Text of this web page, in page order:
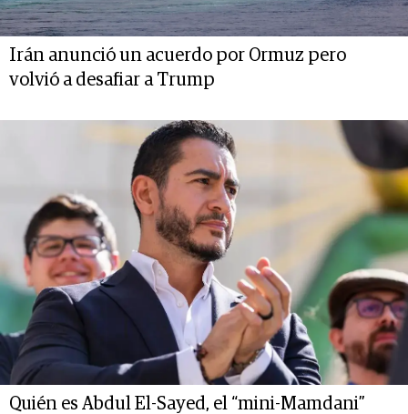
Irán anunció un acuerdo por Ormuz pero
volvió a desafiar a Trump
Quién es Abdul El-Sayed, el “mini-Mamdani”